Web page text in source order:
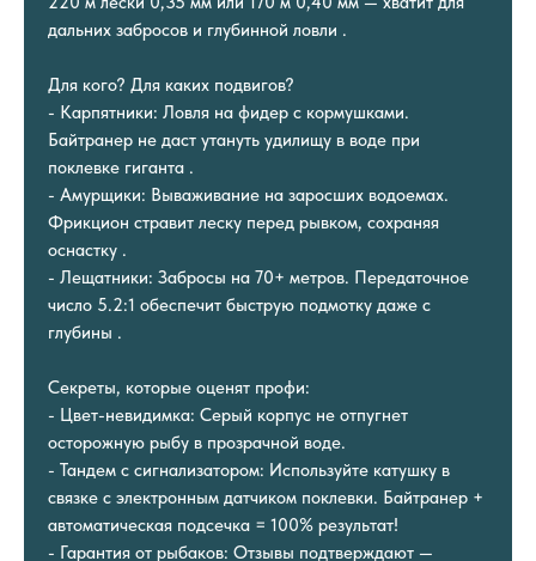
дальних забросов и глубинной ловли .
Для кого? Для каких подвигов?
- Карпятники: Ловля на фидер с кормушками.
Байтранер не даст утануть удилищу в воде при
поклевке гиганта .
- Амурщики: Вываживание на заросших водоемах.
Фрикцион стравит леску перед рывком, сохраняя
оснастку .
- Лещатники: Забросы на 70+ метров. Передаточное
число 5.2:1 обеспечит быструю подмотку даже с
глубины .
Секреты, которые оценят профи:
- Цвет-невидимка: Серый корпус не отпугнет
осторожную рыбу в прозрачной воде.
- Тандем с сигнализатором: Используйте катушку в
связке с электронным датчиком поклевки. Байтранер +
автоматическая подсечка = 100% результат!
- Гарантия от рыбаков: Отзывы подтверждают —